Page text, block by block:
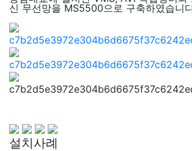
신 무선망을 MS5500으로 구축하였습니
설치사례